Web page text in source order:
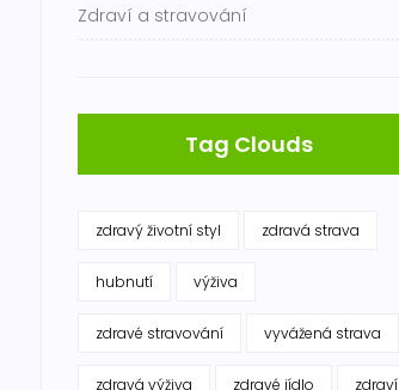
Zdraví a stravování
Tag Clouds
zdravý životní styl zdravá strava
hubnutí výživa
zdravé stravování vyvážená strava
zdravá výživa zdravé jídlo zdraví